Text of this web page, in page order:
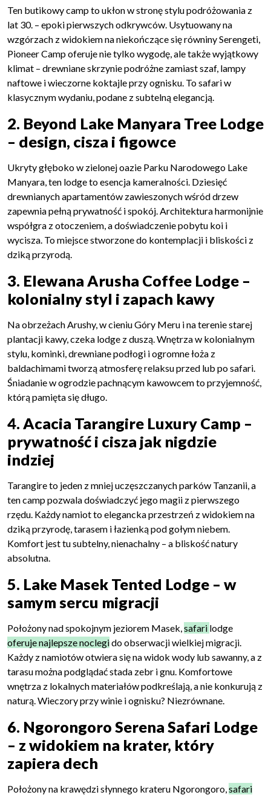
Ten butikowy camp to ukłon w stronę stylu podróżowania z
lat 30. – epoki pierwszych odkrywców. Usytuowany na
wzgórzach z widokiem na niekończące się równiny Serengeti,
Pioneer Camp oferuje nie tylko wygodę, ale także wyjątkowy
klimat – drewniane skrzynie podróżne zamiast szaf, lampy
naftowe i wieczorne koktajle przy ognisku. To safari w
klasycznym wydaniu, podane z subtelną elegancją.
2. Beyond Lake Manyara Tree Lodge
– design, cisza i figowce
Ukryty głęboko w zielonej oazie Parku Narodowego Lake
Manyara, ten lodge to esencja kameralności. Dziesięć
drewnianych apartamentów zawieszonych wśród drzew
zapewnia pełną prywatność i spokój. Architektura harmonijnie
współgra z otoczeniem, a doświadczenie pobytu koi i
wycisza. To miejsce stworzone do kontemplacji i bliskości z
dziką przyrodą.
3. Elewana Arusha Coffee Lodge –
kolonialny styl i zapach kawy
Na obrzeżach Arushy, w cieniu Góry Meru i na terenie starej
plantacji kawy, czeka lodge z duszą. Wnętrza w kolonialnym
stylu, kominki, drewniane podłogi i ogromne łoża z
baldachimami tworzą atmosferę relaksu przed lub po safari.
Śniadanie w ogrodzie pachnącym kawowcem to przyjemność,
którą pamięta się długo.
4. Acacia Tarangire Luxury Camp –
prywatność i cisza jak nigdzie
indziej
Tarangire to jeden z mniej uczęszczanych parków Tanzanii, a
ten camp pozwala doświadczyć jego magii z pierwszego
rzędu. Każdy namiot to elegancka przestrzeń z widokiem na
dziką przyrodę, tarasem i łazienką pod gołym niebem.
Komfort jest tu subtelny, nienachalny – a bliskość natury
absolutna.
5. Lake Masek Tented Lodge – w
samym sercu migracji
Położony nad spokojnym jeziorem Masek,safari lodge
oferuje najlepsze noclegido obserwacji wielkiej migracji.
Każdy z namiotów otwiera się na widok wody lub sawanny, a z
tarasu można podglądać stada zebr i gnu. Komfortowe
wnętrza z lokalnych materiałów podkreślają, a nie konkurują z
naturą. Wieczory przy winie i ognisku? Niezrównane.
6. Ngorongoro Serena Safari Lodge
– z widokiem na krater, który
zapiera dech
Położony na krawędzi słynnego krateru Ngorongoro,safari